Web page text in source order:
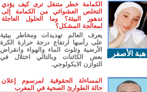
هبة الأصفر
الكمامة خطر متنقل ترى كيف يؤدي
التخلص العشوائي من الكمامة إلى
تدهور البيئة؟ وما الحلول العاجلة
لمعالجة المشكل؟
يعرف العالم تهديدات ومخاطر بيئية
على رأسها ارتفاع درجة حرارة الكرة
الأرضية وتلوث الماء والهواء وانقراض
بعض الكائنات وبالتالي اختلال في
التوازن الايكولوجي.
المساءلة الحقوقية لمرسوم إعلان
حالة الطوارئ الصحية في المغرب